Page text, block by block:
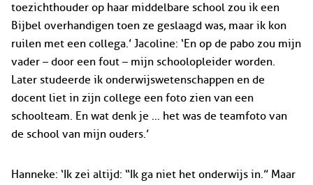
toezichthouder op haar middelbare school zou ik een
Bijbel overhandigen toen ze geslaagd was, maar ik kon
ruilen met een collega.’ Jacoline: ‘En op de pabo zou mijn
vader – door een fout – mijn schoolopleider worden.
Later studeerde ik onderwijswetenschappen en de
docent liet in zijn college een foto zien van een
schoolteam. En wat denk je … het was de teamfoto van
de school van mijn ouders.’
Hanneke: ‘Ik zei altijd: “Ik ga niet het onderwijs in.” Maar